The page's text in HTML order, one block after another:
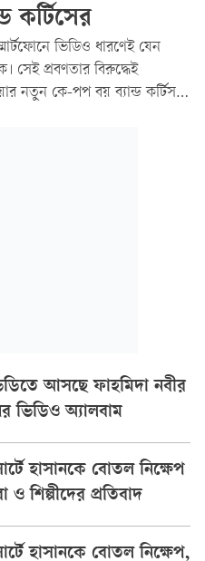
কর্টিসের
ভিডিও ধারণেই যেন
সেই প্রবণতার বিরুদ্ধেই
নতুন কে-পপ বয় ব্যান্ড কর্টিস।
আসছে ফাহমিদা নবীর
ভিডিও অ্যালবাম
হাসানকে বোতল নিক্ষেপ
ও শিল্পীদের প্রতিবাদ
হাসানকে বোতল নিক্ষেপ,